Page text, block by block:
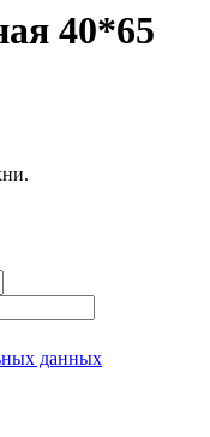
40*65
данных